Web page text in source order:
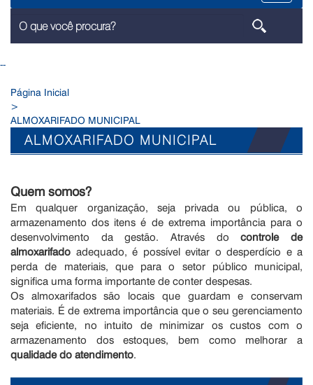
--
Página Inicial
>
ALMOXARIFADO MUNICIPAL
ALMOXARIFADO MUNICIPAL
Quem somos?
Em qualquer organização, seja privada ou pública, o
armazenamento dos itens é de extrema importância para o
desenvolvimento da gestão. Através docontrole de
almoxarifado adequado, é possível evitar o desperdício e a
perda de materiais, que para o setor público municipal,
significa uma forma importante de conter despesas.
Os almoxarifados são locais que guardam e conservam
materiais. É de extrema importância que o seu gerenciamento
seja eficiente, no intuito de minimizar os custos com o
armazenamento dos estoques, bem como melhorar a
qualidade do atendimento.